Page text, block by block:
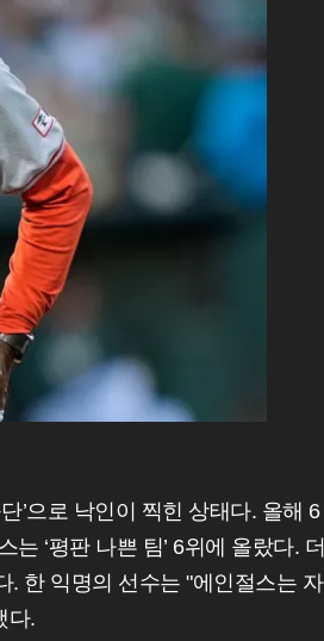
’으로 낙인이 찍힌 상태다. 올해 6
‘평판 나쁜 팀’ 6위에 올랐다. 더
. 한 익명의 선수는 "에인절스는 자
다.